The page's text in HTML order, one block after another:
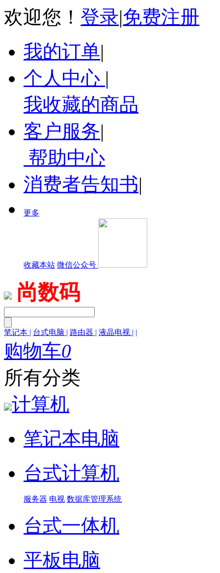
欢迎您！ 登录|免费注册
我的订单|
个人中心 |
我收藏的商品
客户服务|
帮助中心
消费者告知书|
更多
收藏本站 微信公众号
尚数码
笔记本 | 台式电脑 | 路由器 | 液晶电视 | |
购物车0
所有分类
计算机
笔记本电脑
台式计算机
服务器 电视 数据库管理系统
台式一体机
平板电脑